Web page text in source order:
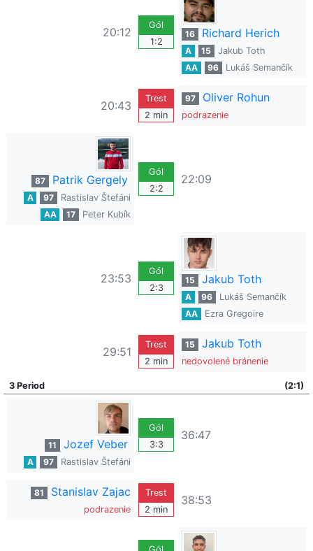
20:12
Gól
1:2
16 Richard Herich
A 15
Jakub Toth
AA
96 Lukáš Semančík
20:43
Trest
2 min
97 Oliver Rohun
podrazenie
87 Patrik Gergely
A 97
Rastislav Štefáni
AA
17 Peter Kubík
Gól
2:2
22:09
23:53
Gól
2:3
15 Jakub Toth
A 96
Lukáš Semančík
AA
Ezra Gregoire
29:51
Trest
2 min
15 Jakub Toth
nedovolené bránenie
3 Period (2:1)
11 Jozef Veber
A 97 Rastislav Štefáni
Gól
3:3
36:47
81 Stanislav Zajac
podrazenie
Trest
2 min
38:53